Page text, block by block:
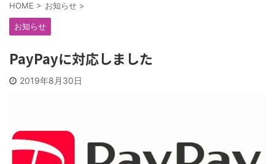
HOME > お知らせ >
お知らせ
PayPayに対応しました
2019年8月30日